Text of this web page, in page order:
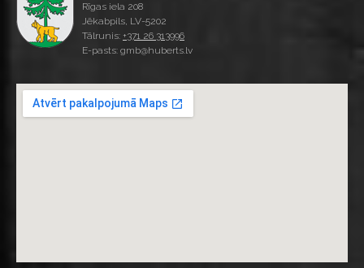
Rīgas iela 208
Jēkabpils, LV-5202
Tālrunis: +371 26 313996
E-pasts: gmb@huberts.lv